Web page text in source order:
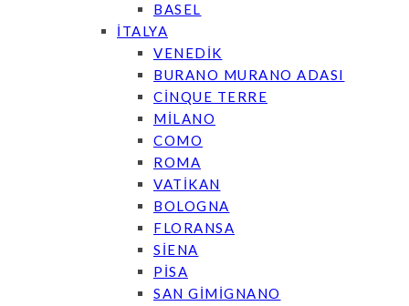
BASEL
İTALYA
VENEDİK
BURANO MURANO ADASI
CİNQUE TERRE
MİLANO
COMO
ROMA
VATİKAN
BOLOGNA
FLORANSA
SİENA
PİSA
SAN GİMİGNANO